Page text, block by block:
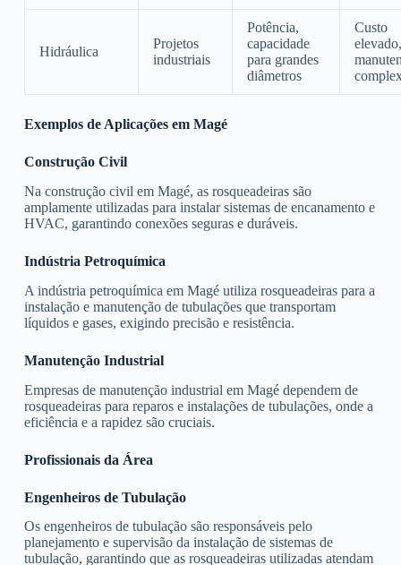
Hidráulica
Projetos
industriais
Potência,
capacidade
para grandes
diâmetros
Custo
elevado,
Exemplos de Aplicações em Magé
Construção Civil
Na construção civil em Magé, as rosqueadeiras são
amplamente utilizadas para instalar sistemas de encanamento e
HVAC, garantindo conexões seguras e duráveis.
Indústria Petroquímica
A indústria petroquímica em Magé utiliza rosqueadeiras para a
instalação e manutenção de tubulações que transportam
líquidos e gases, exigindo precisão e resistência.
Manutenção Industrial
Empresas de manutenção industrial em Magé dependem de
rosqueadeiras para reparos e instalações de tubulações, onde a
eficiência e a rapidez são cruciais.
Profissionais da Área
Engenheiros de Tubulação
Os engenheiros de tubulação são responsáveis pelo
planejamento e supervisão da instalação de sistemas de
tubulação, garantindo que as rosqueadeiras utilizadas atendam